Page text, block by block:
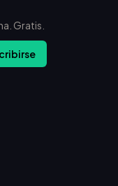
Gratis.